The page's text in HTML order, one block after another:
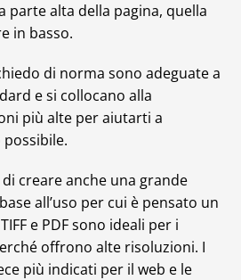
parte alta della pagina, quella
in basso.
di norma sono adeguate a
e si collocano alla
più alte per aiutarti a
creare anche una grande
all’uso per cui è pensato un
e PDF sono ideali per i
offrono alte risoluzioni. I
più indicati per il web e le